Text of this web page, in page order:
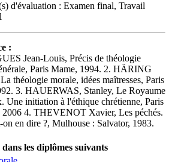
d'évaluation : Examen final, Travail
:
Jean-Louis, Précis de théologie
Paris Mame, 1994. 2. HÄRING
théologie morale, idées maîtresses, Paris
3. HAUERWAS, Stanley, Le Royaume
Une initiation à l'éthique chrétienne, Paris
2006 4. THEVENOT Xavier, Les péchés.
on en dire ?, Mulhouse : Salvator, 1983.
les diplômes suivants